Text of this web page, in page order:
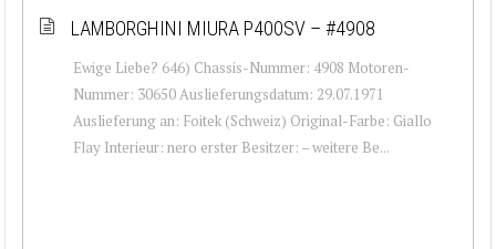
LAMBORGHINI MIURA P400SV – #4908
Ewige Liebe? 646) Chassis-Nummer: 4908 Motoren-
Nummer: 30650 Auslieferungsdatum: 29.07.1971
Auslieferung an: Foitek (Schweiz) Original-Farbe: Giallo
Flay Interieur: nero erster Besitzer: – weitere Be...